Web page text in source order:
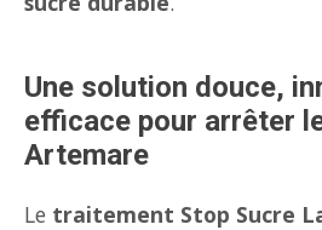
Une solution douce,
efficace pour arrêter
Artemare
Le traitement Stop Sucre